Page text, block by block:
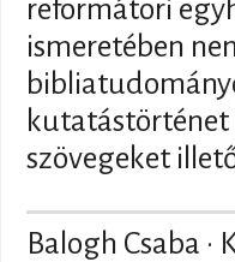
reformátori
ismeretében
kutatástörténet
szövegeket
Balogh Csaba ·